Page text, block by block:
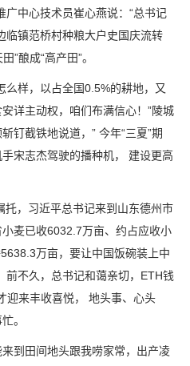
广中心技术员崔心燕说：“总书记
临镇范桥村种粮大户史国庆流转
”酿成“高产田”。
么样，以占全国0.5%的耕地，又
详主动权，咱们布满信心！”陵城
钉截铁地说道，” 今年“三夏”期
宋志杰驾驶的播种机， 建设更高
，习近平总书记来到山东德州市
麦已收6032.7万亩、约占应收小
万亩，要让中国饭碗装上中
前不久，总书记和蔼亲切，ETH钱
迎来丰收喜悦， 地头事、心头
。
到田间地头跟我唠家常，出产凌